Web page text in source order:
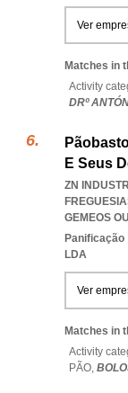
Ver
Matches in
Activity
DRº
E Seus
ZN
GEMEOS
Panificação
LDA
Ver
Matches in
Activity
PÃO,